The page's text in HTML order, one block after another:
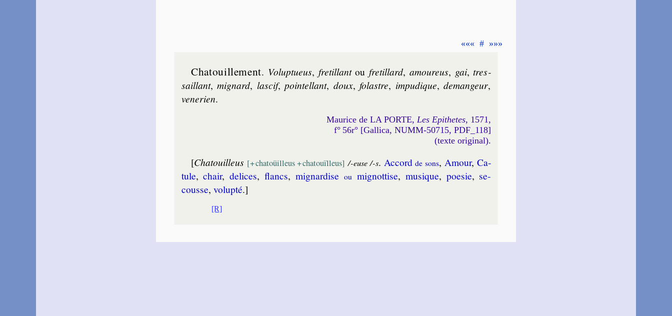
««« # »»»
Chatouil­le­ment. Vo­lup­tueus, fre­til­lantoufre­til­lard, amou­reus, gai,tres­
sail­lant,mi­gnard, las­cif,poin­tel­lant, doux,fo­lastre, im­pu­dique,de­man­geur,
ve­ne­rien.
Maurice de LA PORTE, Les Epithetes, 1571,
f° 56r° [Gallica, NUMM-50715, PDF_118]
(texte original).
[Chatouilleus [+ cha­toüil­leus + cha­touïl­leus] /-euse /-s. Accordde sons, Amour, Ca­
tule,chair,de­lices,flancs,mi­gnar­dise oumi­gnot­tise, mu­sique, poe­sie, se­
cousse, vo­lup­té.]
[R]